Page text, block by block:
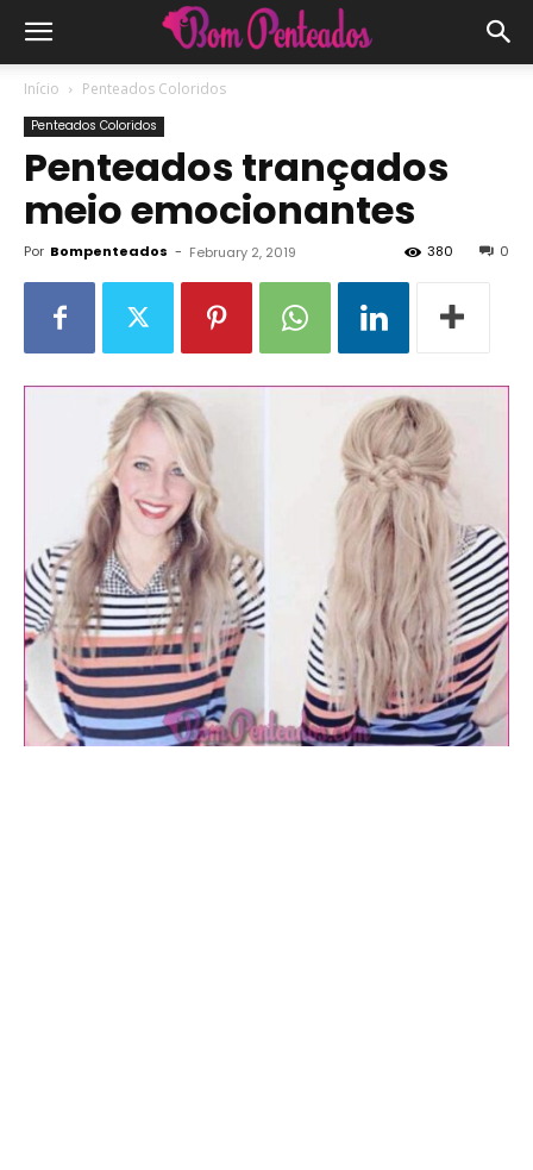
Início Penteados Coloridos
Penteados Coloridos
Penteados trançados
meio emocionantes
Por Bompenteados - February 2, 2019 0
380